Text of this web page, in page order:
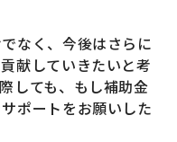
なく、今後はさらに
献していきたいと考
しても、もし補助金
ポートをお願いした